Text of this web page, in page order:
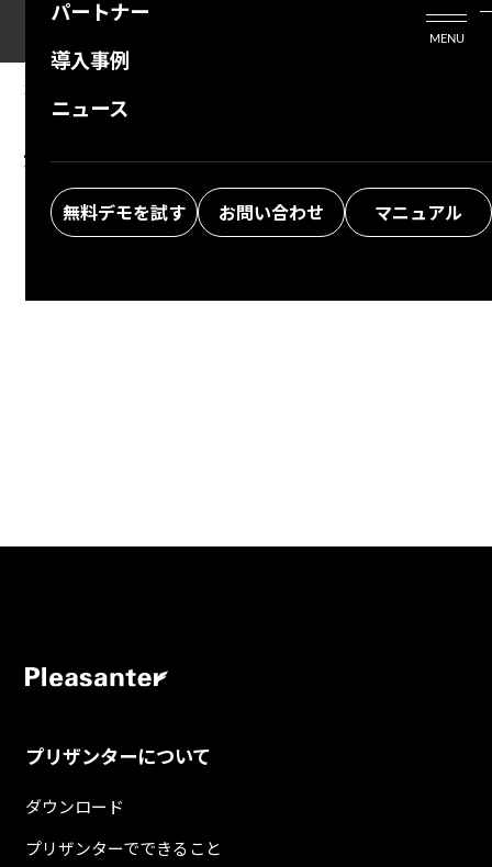
パートナー
導入事例
ニュース
無料デモを試す お問い合わせ マニュアル
MENU
2026/02/12
FAQ：プリザンターの動作環境や推奨スペック
が知りたい
プリザンターについて
ダウンロード
プリザンターでできること